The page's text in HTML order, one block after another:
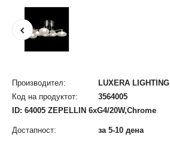
Производител:
LUXERA LIGHTING
Код на продуктот:
3564005
ID: 64005 ZEPELLIN 6xG4/20W,Chrome
Достапност: за 5-10 дена